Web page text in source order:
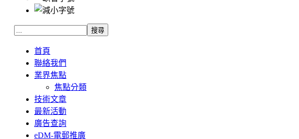
首頁
聯絡我們
業界焦點
焦點分類
技術文章
最新活動
廣告查詢
eDM-電郵推廣